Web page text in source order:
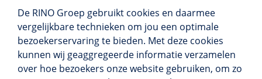
De RINO Groep gebruikt cookies en daarmee
vergelijkbare technieken om jou een optimale
bezoekerservaring te bieden. Met deze cookies
kunnen wij geaggregeerde informatie verzamelen
over hoe bezoekers onze website gebruiken, om zo
Meer dan 250 opleidingen
Alle BIG-opleidingen in huis
Cedeo-erkend en CRKBO-geregistreerd
Gemiddelde beoordeling 8,4